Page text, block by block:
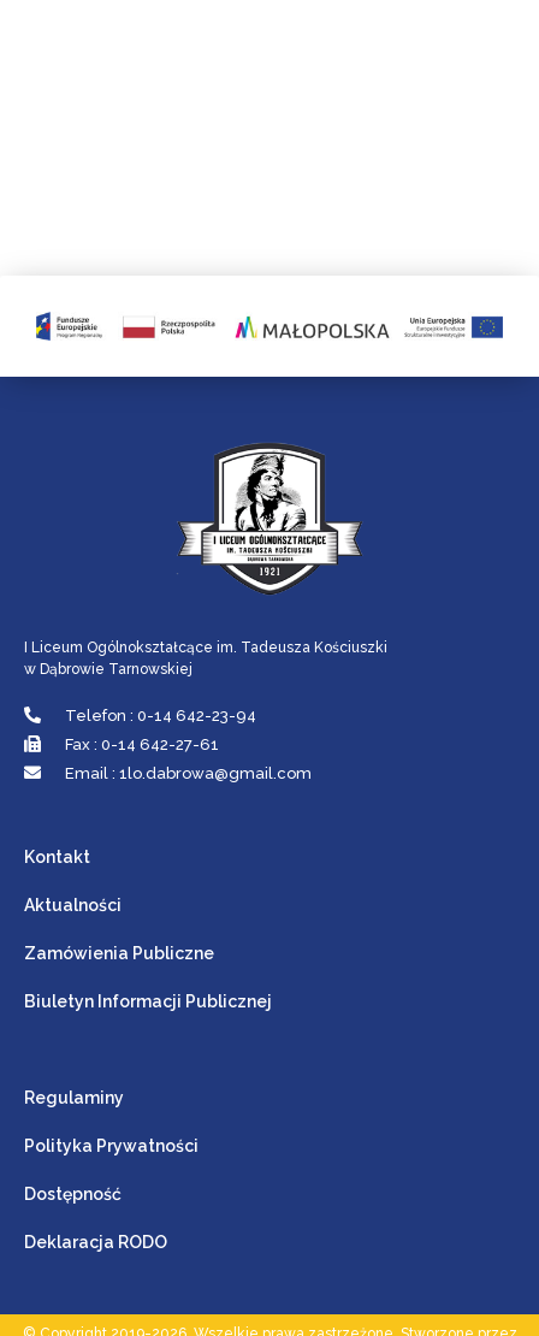
I Liceum Ogólnokształcące im. Tadeusza Kościuszki
w Dąbrowie Tarnowskiej
Telefon : 0-14 642-23-94
Fax : 0-14 642-27-61
Email : 1lo.dabrowa@gmail.com
Kontakt
Aktualności
Zamówienia Publiczne
Biuletyn Informacji Publicznej
Regulaminy
Polityka Prywatności
Dostępność
Deklaracja RODO